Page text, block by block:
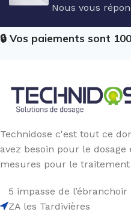
Nous vous
🔒 Vos paiements sont
Technidose c'est tout ce
avez besoin pour le dosage
mesures pour le
5 impasse de l’ébranchoir
ZA les Tardivières